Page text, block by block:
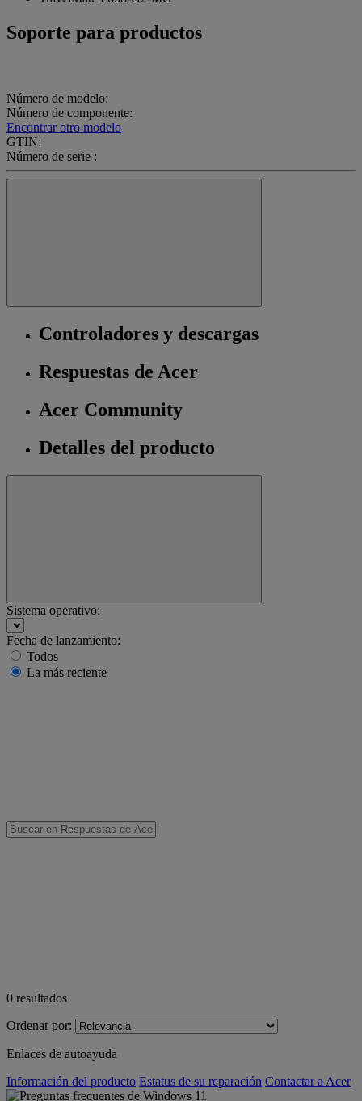
Soporte para productos
Número de modelo:
Número de componente:
Encontrar otro modelo
GTIN:
Número de serie :
Controladores y descargas
Respuestas de Acer
Acer Community
Detalles del producto
Sistema operativo:
Fecha de lanzamiento:
Todos
La más reciente
0 resultados
Ordenar por:
Enlaces de autoayuda
Información del producto Estatus de su reparación Contactar a Acer